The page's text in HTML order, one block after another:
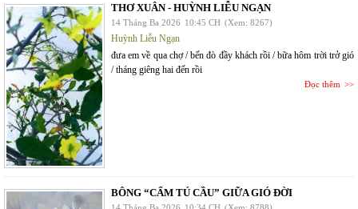
THƠ XUÂN - HUỲNH LIỄU NGẠN
14 Tháng Ba 2026 10:45 CH (Xem: 8267)
Huỳnh Liễu Ngạn
đưa em về qua chợ / bến đò đầy khách rồi / bữa hôm trời trở gió
/ tháng giêng hai đến rồi
Đọc thêm
BÔNG “CẨM TÚ CẦU” GIỮA GIÓ ĐỜI